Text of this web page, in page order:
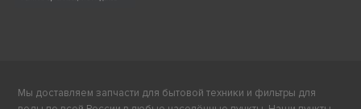
Мы доставляем запчасти для бытовой техники и фильтры для